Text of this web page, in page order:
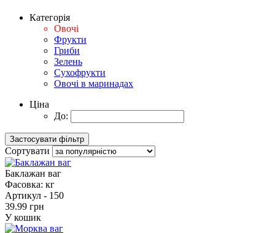
Категорія
Овочі
Фрукти
Гриби
Зелень
Сухофрукти
Овочі в маринадах
Ціна
До:
Сортувати
Баклажан ваг
Фасовка: кг
Артикул - 150
39.99 грн
У кошик